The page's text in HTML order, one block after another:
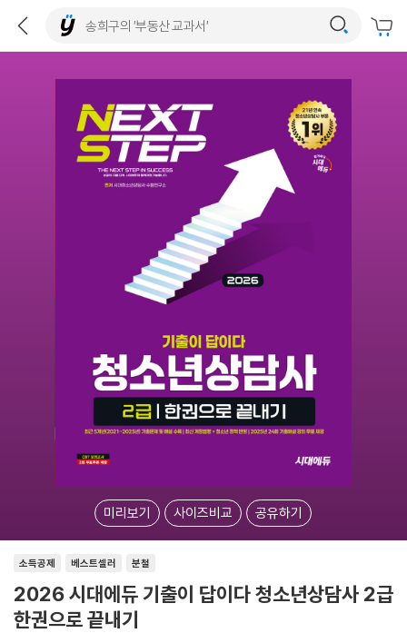
미리보기 사이즈비교 공유하기
소득공제 베스트셀러 분철
2026 시대에듀 기출이 답이다 청소년상담사 2급
한권으로 끝내기